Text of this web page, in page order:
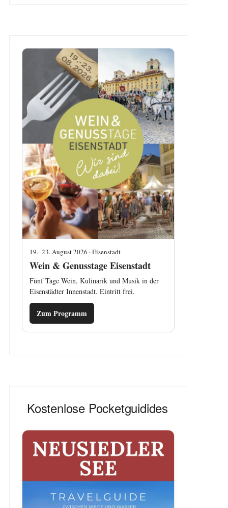
19.–23. August 2026 · Eisenstadt
Wein & Genusstage Eisenstadt
Fünf Tage Wein, Kulinarik und Musik in der
Eisenstädter Innenstadt. Eintritt frei.
Zum Programm
Kostenlose Pocketguidides